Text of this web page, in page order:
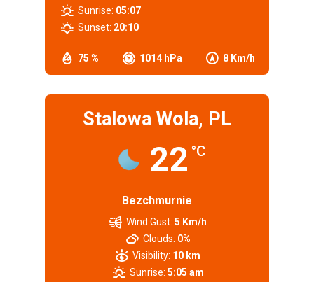
75 % 1014 hPa 8 Km/h
Sunrise: 05:07
Sunset: 20:10
Stalowa Wola, PL
22 °C
Bezchmurnie
Wind Gust: 5 Km/h
Clouds: 0%
Visibility: 10 km
Sunrise: 5:05 am